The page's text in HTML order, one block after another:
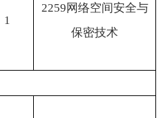
1
2259网络空间安全与
保密技术